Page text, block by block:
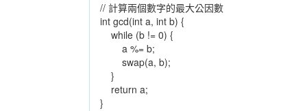
// 計算兩個數字的最大公因數
int gcd(int a, int b) {
while (b != 0) {
a %= b;
swap(a, b);
}
return a;
}